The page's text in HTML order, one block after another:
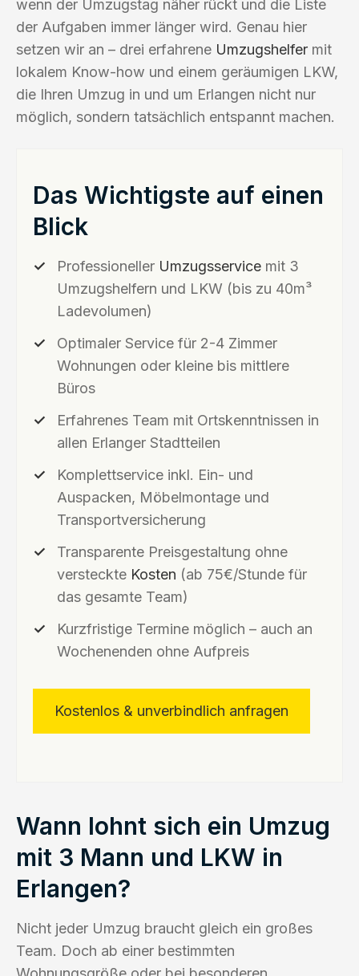
wenn der Umzugstag näher rückt und die Liste
der Aufgaben immer länger wird. Genau hier
setzen wir an – drei erfahrene Umzugshelfer mit
lokalem Know-how und einem geräumigen LKW,
die Ihren Umzug in und um Erlangen nicht nur
möglich, sondern tatsächlich entspannt machen.
Das Wichtigste auf einen
Blick
Professioneller Umzugsservice mit 3
Umzugshelfern und LKW (bis zu 40m³
Ladevolumen)
Optimaler Service für 2-4 Zimmer
Wohnungen oder kleine bis mittlere
Büros
Erfahrenes Team mit Ortskenntnissen in
allen Erlanger Stadtteilen
Komplettservice inkl. Ein- und
Auspacken, Möbelmontage und
Transportversicherung
Transparente Preisgestaltung ohne
versteckte Kosten (ab 75€/Stunde für
das gesamte Team)
Kurzfristige Termine möglich – auch an
Wochenenden ohne Aufpreis
Kostenlos & unverbindlich anfragen
Wann lohnt sich ein Umzug
mit 3 Mann und LKW in
Erlangen?
Nicht jeder Umzug braucht gleich ein großes
Team. Doch ab einer bestimmten